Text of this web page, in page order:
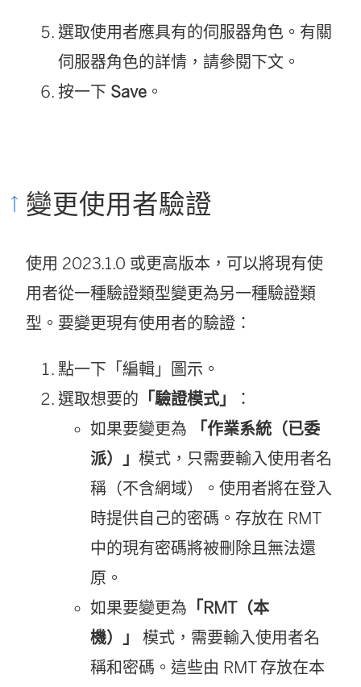
選取使用者應具有的伺服器角色。有關
伺服器角色的詳情，請參閱下文。
按一下 Save 。
變更使用者驗證
使用 2023.1.0 或更高版本，可以將現有使
用者從一種驗證類型變更為另一種驗證類
型。要變更現有使用者的驗證：
點一下「編輯」圖示。
選取想要的 「驗證模式」
：
如果要變更為
「作業系統（已委
派）」 模式，只需要輸入使用者名
稱（不含網域）。使用者將在登入
時提供自己的密碼。存放在 RMT
中的現有密碼將被刪除且無法還
原。
如果要變更為 「RMT（本
機）」
模式，需要輸入使用者名
稱和密碼。這些由 RMT 存放在本